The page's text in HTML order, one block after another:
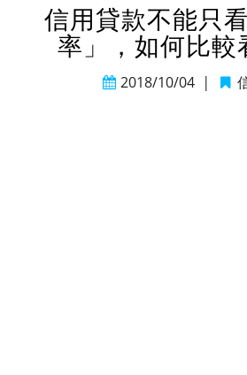
信用貸款不能只
率」，如何比較
2018/10/04 |